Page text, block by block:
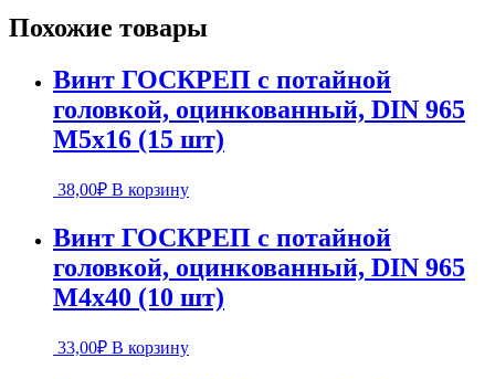
Похожие товары
Винт ГОСКРЕП с потайной
головкой, оцинкованный, DIN 965
М5х16 (15 шт)
38,00₽ В корзину
Винт ГОСКРЕП с потайной
головкой, оцинкованный, DIN 965
М4х40 (10 шт)
33,00₽ В корзину